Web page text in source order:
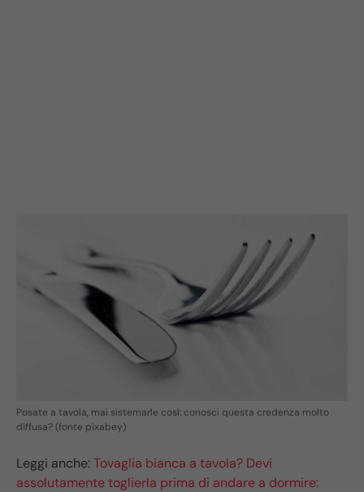
Posate a tavola, mai sistemarle così: conosci questa credenza molto
diffusa? (fonte pixabey)
Leggi anche:Tovaglia bianca a tavola? Devi
assolutamente toglierla prima di andare a dormire: